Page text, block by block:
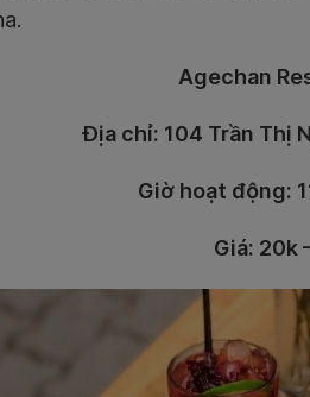
Agechan
Địa chỉ: 104 Trần Thị
Giờ hoạt động:
Giá: 20k